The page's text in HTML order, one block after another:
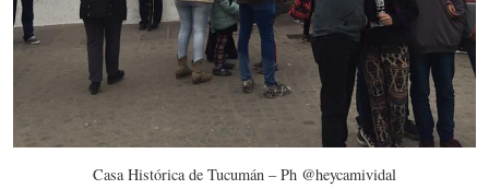
Casa Histórica de Tucumán – Ph @heycamividal